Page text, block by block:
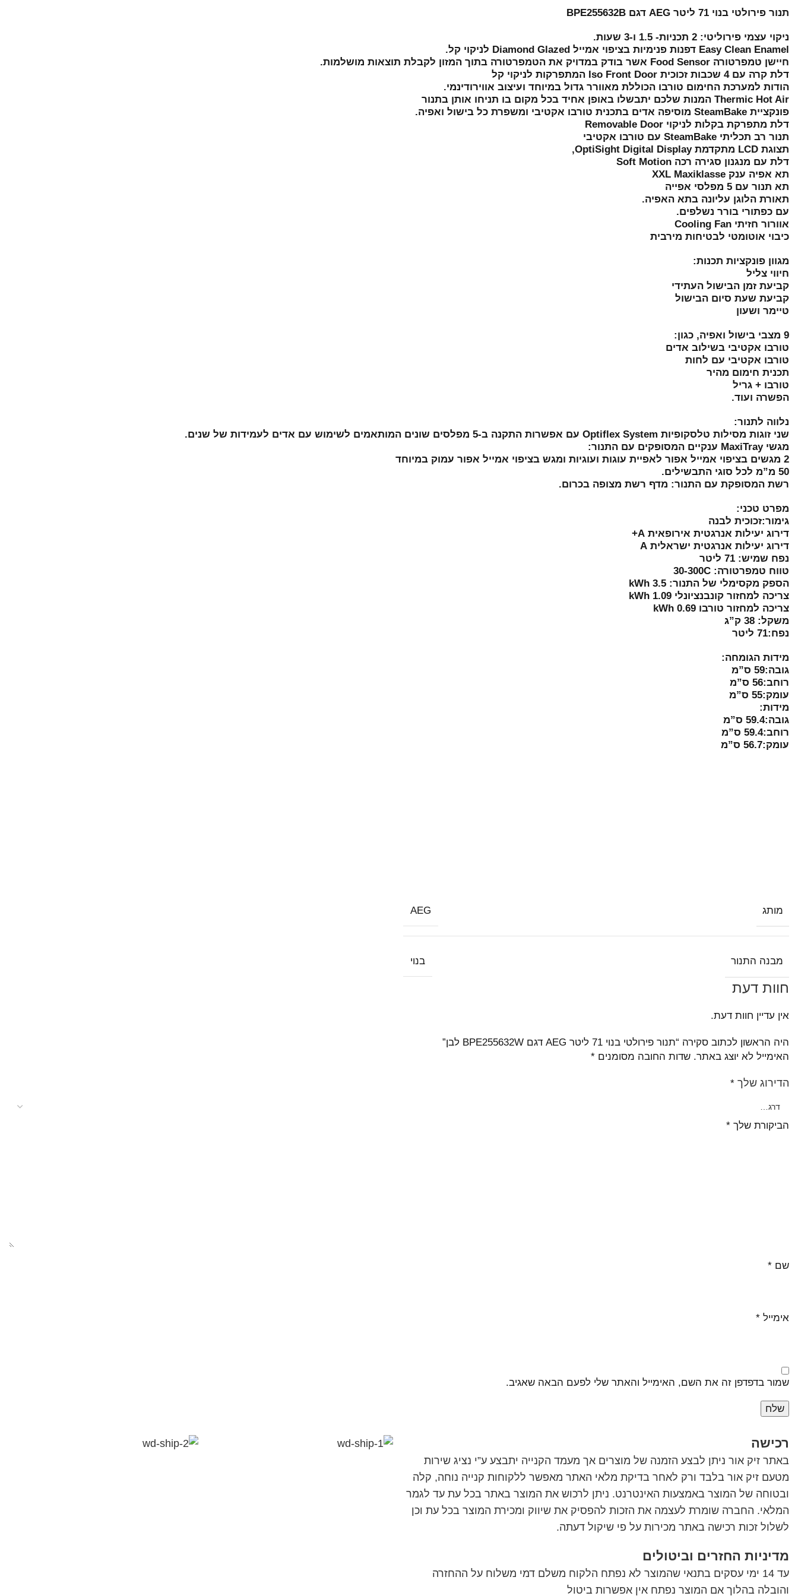
תנור פירולטי בנוי 71 ליטר AEG​ דגם BPE255632B
ניקוי עצמי פירוליטי: 2 תכניות- 1.5 ו-3 שעות.
Easy Clean Enamel דפנות פנימיות בציפוי אמייל Diamond Glazed לניקוי קל.
חיישן טמפרטורה Food Sensor אשר בודק במדויק את הטמפרטורה בתוך המזון לקבלת תוצאות מושלמות.
דלת קרה עם 4 שכבות זכוכית Iso Front Door המתפרקות לניקוי קל
הודות למערכת החימום טורבו הכוללת מאוורר גדול במיוחד ועיצוב אווירודינמי.
Thermic Hot Air המנות שלכם יתבשלו באופן אחיד בכל מקום בו תניחו אותן בתנור
פונקציית SteamBake מוסיפה אדים בתכנית טורבו אקטיבי ומשפרת כל בישול ואפיה.
דלת מתפרקת בקלות לניקוי Removable Door
תנור רב תכליתי SteamBake עם טורבו אקטיבי
תצוגת LCD מתקדמת OptiSight Digital Display,
דלת עם מנגנון סגירה רכה Soft Motion
​תא אפיה ענק XXL Maxiklasse
תא תנור עם 5 מפלסי אפייה
תאורת הלוגן עליונה בתא האפיה.
עם כפתורי בורר נשלפים.
אוורור חזיתי Cooling Fan
כיבוי אוטומטי לבטיחות מירבית
מגוון פונקציות תכנות:
חיווי צליל
קביעת זמן הבישול העתידי
קביעת שעת סיום הבישול
טיימר ושעון
9 מצבי בישול ואפיה, כגון:
טורבו אקטיבי בשילוב אדים
טורבו אקטיבי עם לחות
תכנית חימום מהיר
טורבו + גריל
הפשרה ועוד.
נלווה לתנור:
שני זוגות מסילות טלסקופיות Optiflex System עם אפשרות התקנה ב-5 מפלסים שונים המותאמים לשימוש עם אדים לעמידות של שנים.
מגשי MaxiTray ענקיים המסופקים עם התנור:
2 מגשים בציפוי אמייל אפור לאפיית עוגות ועוגיות ומגש בציפוי אמייל אפור עמוק במיוחד
50 מ”מ לכל סוגי התבשילים.
רשת המסופקת עם התנור: מדף רשת מצופה בכרום.
מפרט טכני:
גימור:זכוכית לבנה
דירוג יעילות אנרגטית אירופאית A+
דירוג יעילות אנרגטית ישראלית A
נפח שמיש: 71 ליטר
טווח טמפרטורה: 30-300C
הספק מקסימלי של התנור: 3.5 kWh
צריכה למחזור קונבנציונלי 1.09 kWh
צריכה למחזור טורבו 0.69 kWh
משקל: 38 ק”ג
נפח:71 ליטר
מידות הגומחה:
גובה:59 ס”מ
רוחב:56 ס”מ
עומק:55 ס”מ
מידות:
גובה:59.4 ס”מ
רוחב:59.4 ס”מ
עומק:56.7 ס”מ
מותג AEG
מבנה התנור בנוי
חוות דעת
אין עדיין חוות דעת.
היה הראשון לכתוב סקירה “תנור פירולטי בנוי 71 ליטר AEG​ דגם BPE255632W לבן”
האימייל לא יוצג באתר. שדות החובה מסומנים *
הדירוג שלך *
הביקורת שלך *
שם *
אימייל *
שמור בדפדפן זה את השם, האימייל והאתר שלי לפעם הבאה שאגיב.
רכישה
באתר זיק אור ניתן לבצע הזמנה של מוצרים אך מעמד הקנייה יתבצע ע”י נציג שירות
מטעם זיק אור בלבד ורק לאחר בדיקת מלאי האתר מאפשר ללקוחות קנייה נוחה, קלה
ובטוחה של המוצר באמצעות האינטרנט. ניתן לרכוש את המוצר באתר בכל עת עד לגמר
המלאי. החברה שומרת לעצמה את הזכות להפסיק את שיווק ומכירת המוצר בכל עת וכן
לשלול זכות רכישה באתר מכירות על פי שיקול דעתה.
מדיניות החזרים וביטולים
עד 14 ימי עסקים בתנאי שהמוצר לא נפתח הלקוח משלם דמי משלוח על ההחזרה
והובלה בהלוך אם המוצר נפתח אין אפשרות ביטול